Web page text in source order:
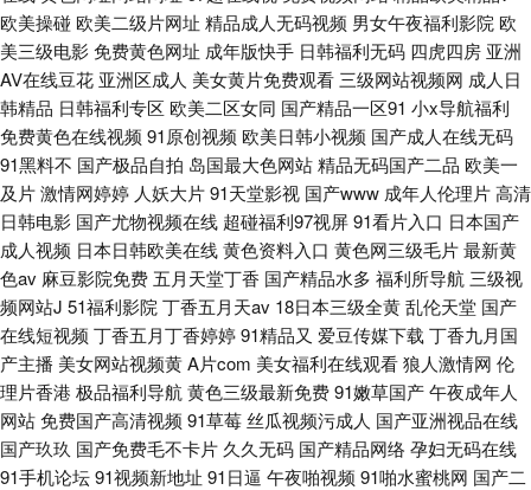
欧美操碰 欧美二级片网址 精品成人无码视频 男女午夜福利影院 欧
美三级电影免费黄色网址 成年版快手 日韩福利无码 四虎四房 亚洲
AV在线豆花 亚洲区成人 美女黄片免费观看 三级网站视频网 成人日
韩精品 日韩福利专区 欧美二区女同 国产精品一区91 小x导航福利
免费黄色在线视频 91原创视频 欧美日韩小视频 国产成人在线无码
91黑料不 国产极品自拍 岛国最大色网站精品无码国产二品 欧美一
及片激情网婷婷 人妖大片91天堂影视 国产www 成年人伦理片高清
日韩电影 国产尤物视频在线 超碰福利97视屏91看片入口 日本国产
成人视频 日本日韩欧美在线黄色资料入口 黄色网三级毛片最新黄
色av 麻豆影院免费 五月天堂丁香 国产精品水多 福利所导航 三级视
频网站J 51福利影院 丁香五月天av 18日本三级全黄乱伦天堂 国产
在线短视频 丁香五月丁香婷婷91精品又 爱豆传媒下载 丁香九月国
产主播 美女网站视频黄A片com 美女福利在线观看狼人激情网 伦
理片香港 极品福利导航 黄色三级最新免费91嫩草国产午夜成年人
网站免费国产高清视频 91草莓丝瓜视频污成人 国产亚洲视品在线
国产玖玖 国产免费毛不卡片 久久无码 国产精品网络 孕妇无码在线
91手机论坛91视频新地址 91日逼 午夜啪视频 91啪水蜜桃网 国产二